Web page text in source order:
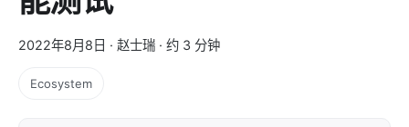
2022年8月8日 · 赵士瑞 · 约 3 分钟
Ecosystem